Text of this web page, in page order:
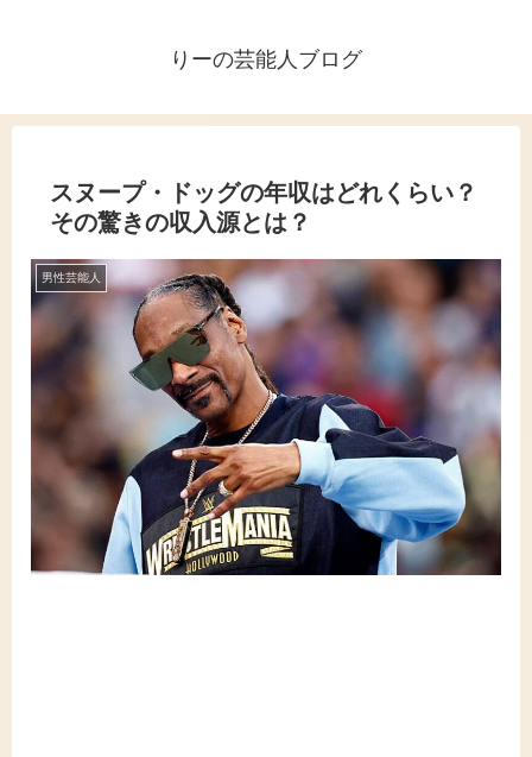
りーの芸能人ブログ
スヌープ・ドッグの年収はどれくらい？
その驚きの収入源とは？
男性芸能人